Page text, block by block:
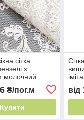
сітка
з
молочний
м² Туреччина
декор
₴/пог.м
Купити
від